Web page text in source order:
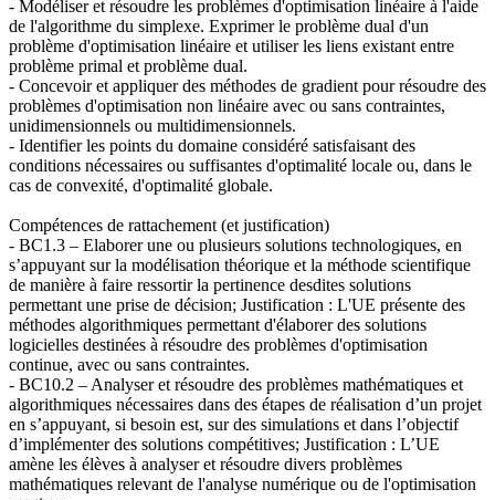
- Modéliser et résoudre les problèmes d'optimisation linéaire à l'aide
de l'algorithme du simplexe. Exprimer le problème dual d'un
problème d'optimisation linéaire et utiliser les liens existant entre
problème primal et problème dual.
- Concevoir et appliquer des méthodes de gradient pour résoudre des
problèmes d'optimisation non linéaire avec ou sans contraintes,
unidimensionnels ou multidimensionnels.
- Identifier les points du domaine considéré satisfaisant des
conditions nécessaires ou suffisantes d'optimalité locale ou, dans le
cas de convexité, d'optimalité globale.
Compétences de rattachement (et justification)
- BC1.3 – Elaborer une ou plusieurs solutions technologiques, en
s’appuyant sur la modélisation théorique et la méthode scientifique
de manière à faire ressortir la pertinence desdites solutions
permettant une prise de décision; Justification : L'UE présente des
méthodes algorithmiques permettant d'élaborer des solutions
logicielles destinées à résoudre des problèmes d'optimisation
continue, avec ou sans contraintes.
- BC10.2 – Analyser et résoudre des problèmes mathématiques et
algorithmiques nécessaires dans des étapes de réalisation d’un projet
en s’appuyant, si besoin est, sur des simulations et dans l’objectif
d’implémenter des solutions compétitives; Justification : L’UE
amène les élèves à analyser et résoudre divers problèmes
mathématiques relevant de l'analyse numérique ou de l'optimisation